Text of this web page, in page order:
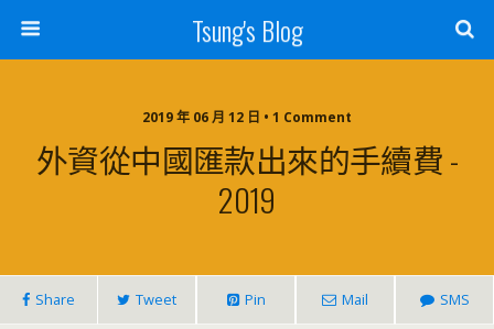
Tsung's Blog
2019 年 06 月 12 日 • 1 Comment
外資從中國匯款出來的手續費 -
2019
Share Tweet Pin Mail SMS